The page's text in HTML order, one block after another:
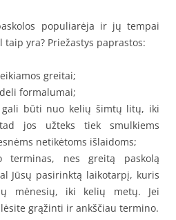
populiarėja ir jų tempai
yra? Priežastys paprastos:
greitai;
formalumai;
gali būti nuo kelių šimtų litų, iki
jos užteks tiek smulkiems
netikėtoms išlaidoms;
terminas, nes greitą paskolą
Jūsų pasirinktą laikotarpį, kuris
mėnesių, iki kelių metų. Jei
grąžinti ir ankščiau termino.